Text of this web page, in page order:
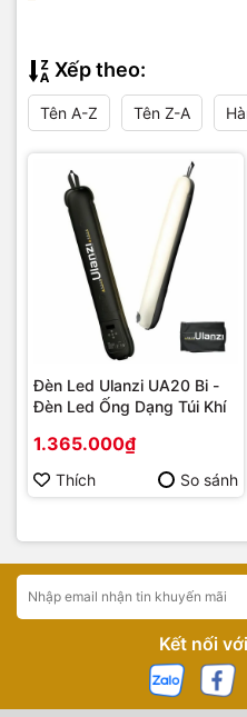
Xếp theo:
Tên A-Z Tên Z-A
Đèn Led Ulanzi UA20 Bi -
Đèn Led Ống Dạng Túi Khí
1.365.000₫
Thích So sánh
Kết nối